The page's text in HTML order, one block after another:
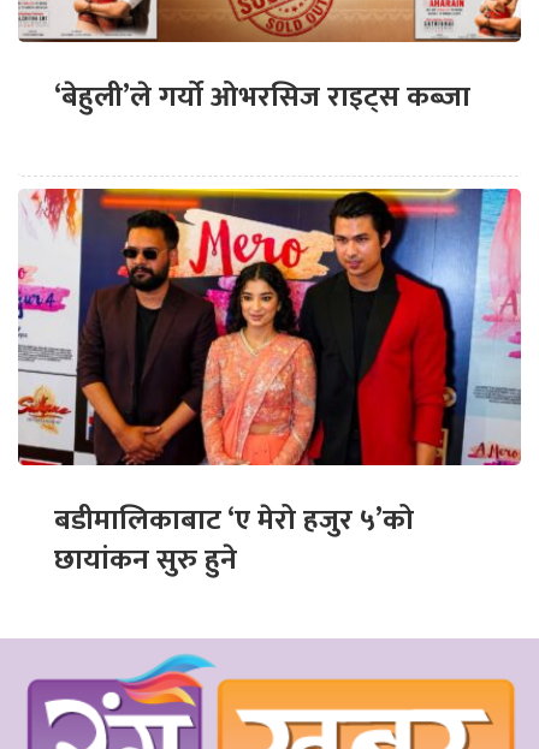
‘बेहुली’ले गर्यो ओभरसिज राइट्स कब्जा
बडीमालिकाबाट ‘ए मेरो हजुर ५’को
छायांकन सुरु हुने